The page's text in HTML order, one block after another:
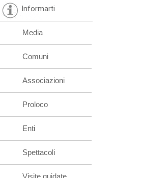
Informarti
Media
Comuni
Associazioni
Proloco
Enti
Spettacoli
Visite guidate